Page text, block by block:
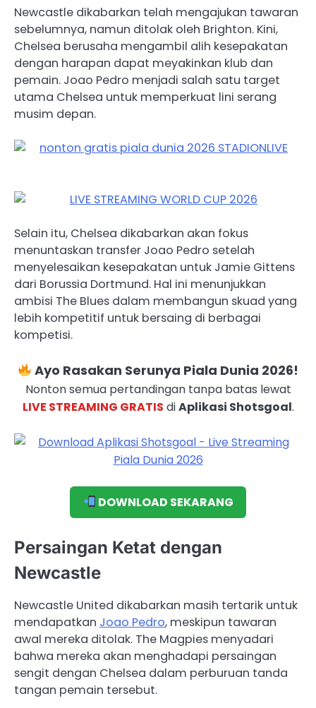
Newcastle dikabarkan telah mengajukan tawaran
sebelumnya, namun ditolak oleh Brighton. Kini,
Chelsea berusaha mengambil alih kesepakatan
dengan harapan dapat meyakinkan klub dan
pemain. Joao Pedro menjadi salah satu target
utama Chelsea untuk memperkuat lini serang
musim depan.
Selain itu, Chelsea dikabarkan akan fokus
menuntaskan transfer Joao Pedro setelah
menyelesaikan kesepakatan untuk Jamie Gittens
dari Borussia Dortmund. Hal ini menunjukkan
ambisi The Blues dalam membangun skuad yang
lebih kompetitif untuk bersaing di berbagai
kompetisi.
Ayo Rasakan Serunya Piala Dunia 2026!
Nonton semua pertandingan tanpa batas lewat
LIVE STREAMING GRATIS diAplikasi Shotsgoal.
DOWNLOAD SEKARANG
Persaingan Ketat dengan
Newcastle
Newcastle United dikabarkan masih tertarik untuk
mendapatkan Joao Pedro, meskipun tawaran
awal mereka ditolak. The Magpies menyadari
bahwa mereka akan menghadapi persaingan
sengit dengan Chelsea dalam perburuan tanda
tangan pemain tersebut.